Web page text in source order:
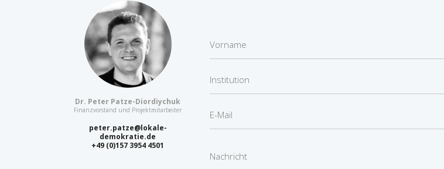
Dr. Peter Patze-Diordiychuk
Finanzvorstand und Projektmitarbeiter
peter.patze@lokale-
demokratie.de
+49 (0)157 3954 4501